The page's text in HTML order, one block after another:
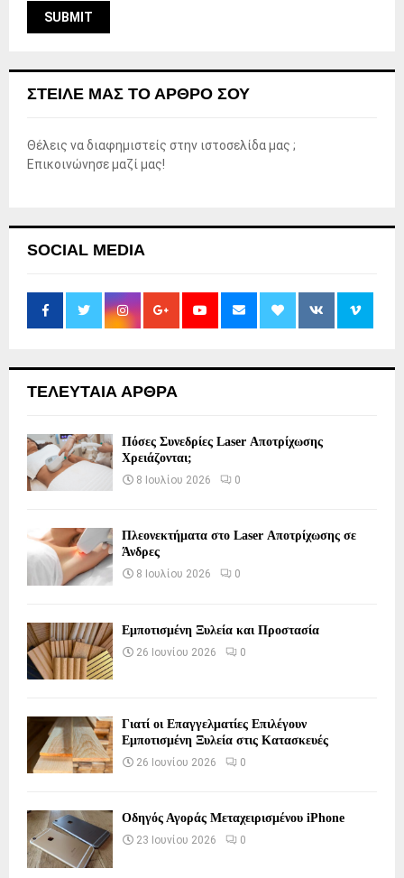
ΣΤΕΊΛΕ ΜΑΣ ΤΟ ΆΡΘΡΟ ΣΟΥ
Θέλεις να διαφημιστείς στην ιστοσελίδα μας ;
Επικοινώνησε μαζί μας!
SOCIAL MEDIA
ΤΕΛΕΥΤΑΙΑ ΑΡΘΡΑ
Πόσες Συνεδρίες Laser Αποτρίχωσης
Χρειάζονται;
8 Ιουλίου 2026 0
Πλεονεκτήματα στο Laser Αποτρίχωσης σε
Άνδρες
8 Ιουλίου 2026 0
Εμποτισμένη Ξυλεία και Προστασία
26 Ιουνίου 2026 0
Γιατί οι Επαγγελματίες Επιλέγουν
Εμποτισμένη Ξυλεία στις Κατασκευές
26 Ιουνίου 2026 0
Οδηγός Αγοράς Μεταχειρισμένου iPhone
23 Ιουνίου 2026 0